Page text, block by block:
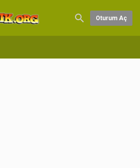
Oturum Aç